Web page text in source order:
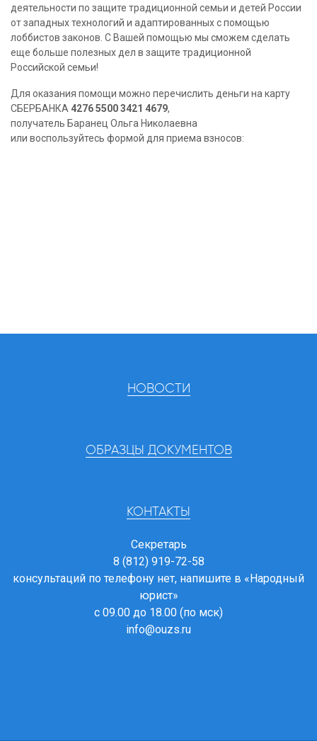
деятельности по защите традиционной семьи и детей России
от западных технологий и адаптированных с помощью
лоббистов законов. С Вашей помощью мы сможем сделать
еще больше полезных дел в защите традиционной
Российской семьи!
Для оказания помощи можно перечислить деньги на карту
СБЕРБАНКА 4276 5500 3421 4679,
получатель Баранец Ольга Николаевна
или воспользуйтесь формой для приема взносов:
НОВОСТИ
ОБРАЗЦЫ ДОКУМЕНТОВ
КОНТАКТЫ
Секретарь
8 (812) 919-72-58
консультаций по телефону нет, напишите в «Народный
юрист»
с 09.00 до 18.00 (по мск)
info@ouzs.ru